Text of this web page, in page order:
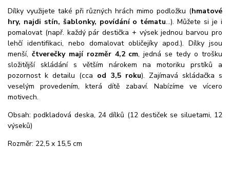
Dílky využijete také při různých hrách mimo podložku (hmatové
hry, najdi stín, šablonky, povídání o tématu...). Můžete si je i
pomalovat (např. každý pár destička + výsek jednou barvou pro
lehčí identifikaci, nebo domalovat obličejíky apod.). Dílky jsou
menší, čtverečky mají rozměr 4,2 cm, jedná se tedy o trošku
složitější skládání s větším nárokem na motoriku prstíků a
pozornost k detailu (cca od 3,5 roku). Zajímavá skládačka s
veselým provedením, která dítě zabaví. Nabízíme ve vícero
motivech.
Obsah: podkladová deska, 24 dílků (12 destiček se siluetami, 12
výseků)
Rozměr: 22,5 x 15,5 cm